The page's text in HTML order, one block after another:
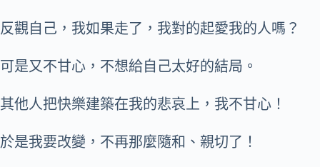
反觀自己，我如果走了，我對的起愛我的人嗎？
可是又不甘心，不想給自己太好的結局。
其他人把快樂建築在我的悲哀上，我不甘心！
於是我要改變，不再那麼隨和、親切了！